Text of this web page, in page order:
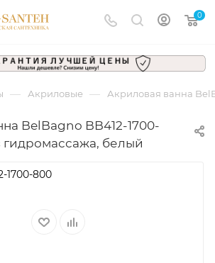
0
— Акриловые — Акриловая ванна
BelBagno BB412-1700-
гидромассажа, белый
1700-800